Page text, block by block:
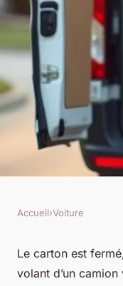
Accueil›Voiture
Le carton est
volant d’un